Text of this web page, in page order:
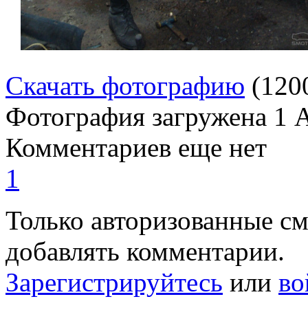
Скачать фотографию
Фотография загружена 1
Комментариев еще нет
1
Только авторизованные
добавлять комментарии.
Зарегистрируйтесь или